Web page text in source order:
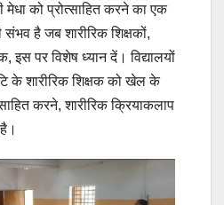
को प्रोत्साहित करने का एक
है जब शारीरिक शिक्षकों,
इस पर विशेष ध्यान दें। विद्यालयों
के शारीरिक शिक्षक को खेल के
करने, शारीरिक क्रियाकलाप